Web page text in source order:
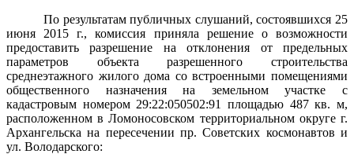
По результатам публичных слушаний, состоявшихся 25
июня 2015 г., комиссия приняла решение о возможности
предоставить разрешение на отклонения от предельных
параметров объекта разрешенного строительства
среднеэтажного жилого дома со встроенными помещениями
общественного назначения на земельном участке с
кадастровым номером 29:22:050502:91 площадью 487 кв. м,
расположенном в Ломоносовском территориальном округе г.
Архангельска на пересечении пр. Советских космонавтов и
ул. Володарского: